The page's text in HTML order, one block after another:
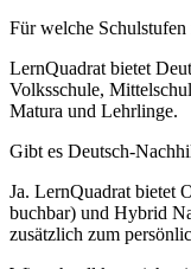
Für welche
LernQuadrat bietet
Volksschule,
Matura und Lehrlinge.
Gibt es Deutsch-
Ja. LernQuadrat bietet
buchbar) und Hybrid
zusätzlich zum